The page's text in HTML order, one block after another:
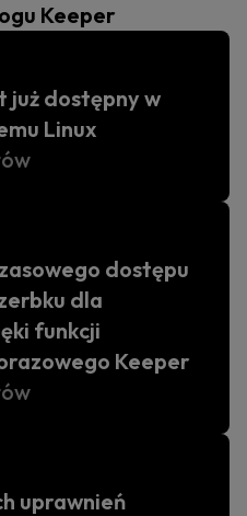
Keeper
już dostępny w
Linux
dostępu
dla
funkcji
Keeper
uprawnień